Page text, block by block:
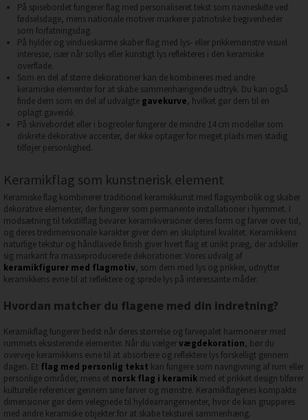
På spisebordet fungerer flag med personaliseret tekst som navneskilte ved
fødselsdage, mens nationale motiver markerer patriotiske begivenheder
som forfatningsdag.
På hylder og vindueskarme skaber flag med lys- eller prikkemønstre visuel
interesse, især når sollys eller kunstigt lys reflekteres i den keramiske
overflade.
Som en del af større dekorationer kan de kombineres med andre
keramiske elementer for at skabe sammenhængende udtryk. Du kan også
finde dem som en del af udvalgte gavekurve, hvilket gør dem til en
oplagt gaveidé.
På skrivebordet eller i bogreoler fungerer de mindre 14 cm modeller som
diskrete dekorative accenter, der ikke optager for meget plads men stadig
tilføjer personlighed.
Keramikflag som kunstnerisk element
Keramiske flag kombinerer traditionel keramikkunst med flagsymbolik og skaber
dekorative elementer, der fungerer som permanente installationer i hjemmet. I
modsætning til tekstilflag bevarer keramikversioner deres form og farver over tid,
og deres tredimensionale karakter giver dem en skulpturel kvalitet. Keramikkens
naturlige tekstur og håndlavede finish giver hvert flag et unikt præg, der adskiller
sig markant fra masseproducerede dekorationer. Vores udvalg af
keramikfigurer med flagmotiv, som dem med lys og prikker, udnytter
keramikkens evne til at reflektere og sprede lys på interessante måder.
Hvordan matcher du flagene med din indretning?
Keramikflag fungerer bedst når deres størrelse og farvepalet harmonerer med
rummets eksisterende elementer. Når du vælgervægdekoration, bør du
overveje keramikkens evne til at absorbere og reflektere lys forskelligt gennem
dagen. Et flag med personlig tekst kan fungere som navngivning af rum eller
personlige områder, mens et norsk flag i keramik med et prikket design tilfører
kulturelle referencer gennem sine farver og mønstre. Keramikflagenes kompakte
dimensioner gør dem velegnede til hyldearrangementer, hvor de kan grupperes
med andre keramiske objekter for at skabe teksturel sammenhæng.